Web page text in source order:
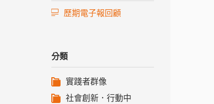
歷期電子報回顧
分類
實踐者群像
社會創新．行動中